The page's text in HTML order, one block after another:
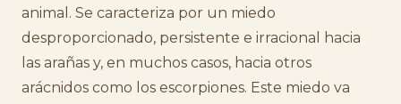
animal. Se caracteriza por un miedo
desproporcionado, persistente e irracional hacia
las arañas y, en muchos casos, hacia otros
arácnidos como los escorpiones. Este miedo va